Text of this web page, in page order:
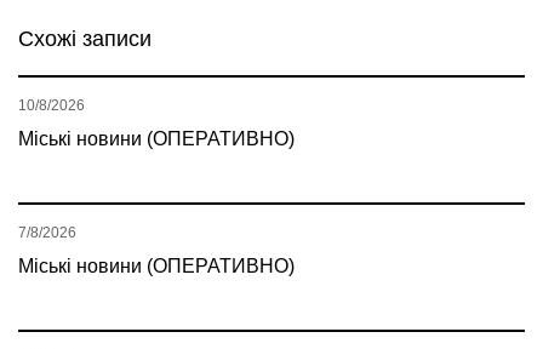
Схожі записи
Міські новини (ОПЕРАТИВНО)
10/8/2026
Міські новини (ОПЕРАТИВНО)
7/8/2026